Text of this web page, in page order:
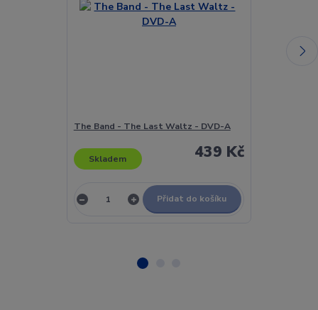
The Band - The Last Waltz - DVD-A
439 Kč
Skladem
Přidat do košíku